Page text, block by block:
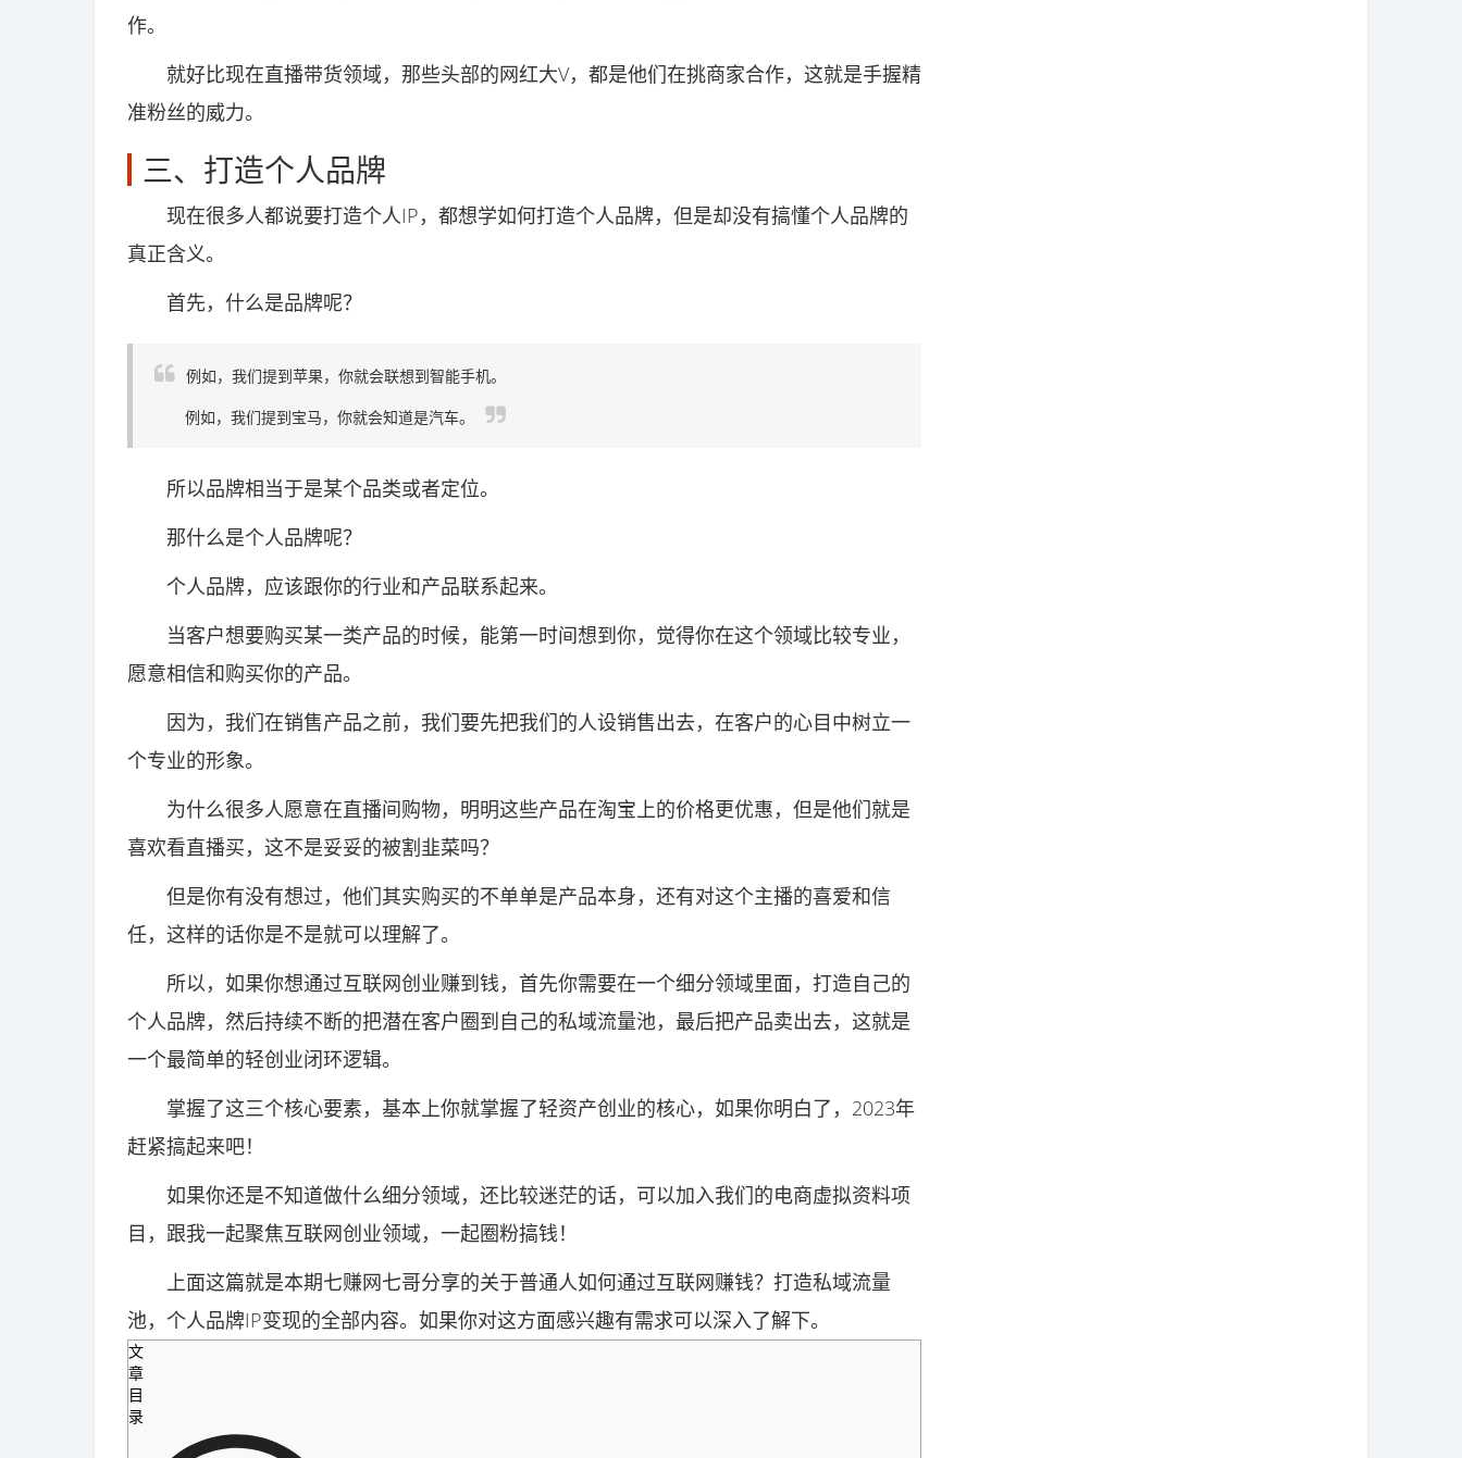
作。
就好比现在直播带货领域，那些头部的网红大V，都是他们在挑商家合作，这就是手握精
准粉丝的威力。
三、打造个人品牌
现在很多人都说要打造个人IP，都想学如何打造个人品牌，但是却没有搞懂个人品牌的
真正含义。
首先，什么是品牌呢？
例如，我们提到苹果，你就会联想到智能手机。
例如，我们提到宝马，你就会知道是汽车。
所以品牌相当于是某个品类或者定位。
那什么是个人品牌呢？
个人品牌，应该跟你的行业和产品联系起来。
当客户想要购买某一类产品的时候，能第一时间想到你，觉得你在这个领域比较专业，
愿意相信和购买你的产品。
因为，我们在销售产品之前，我们要先把我们的人设销售出去，在客户的心目中树立一
个专业的形象。
为什么很多人愿意在直播间购物，明明这些产品在淘宝上的价格更优惠，但是他们就是
喜欢看直播买，这不是妥妥的被割韭菜吗？
但是你有没有想过，他们其实购买的不单单是产品本身，还有对这个主播的喜爱和信
任，这样的话你是不是就可以理解了。
所以，如果你想通过互联网创业赚到钱，首先你需要在一个细分领域里面，打造自己的
个人品牌，然后持续不断的把潜在客户圈到自己的私域流量池，最后把产品卖出去，这就是
一个最简单的轻创业闭环逻辑。
掌握了这三个核心要素，基本上你就掌握了轻资产创业的核心，如果你明白了，2023年
赶紧搞起来吧！
如果你还是不知道做什么细分领域，还比较迷茫的话，可以加入我们的电商虚拟资料项
目，跟我一起聚焦互联网创业领域，一起圈粉搞钱！
上面这篇就是本期七赚网七哥分享的关于普通人如何通过互联网赚钱？打造私域流量
池，个人品牌IP变现的全部内容。如果你对这方面感兴趣有需求可以深入了解下。
文
章
目
录